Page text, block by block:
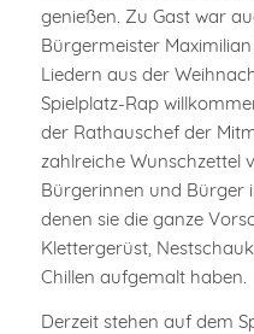
genießen. Zu Gast war
Bürgermeister
Liedern aus der
Spielplatz-Rap
der Rathauschef der
zahlreiche Wunschzettel
Bürgerinnen und Bürger
denen sie die ganze
Klettergerüst,
Chillen aufgemalt haben.
Derzeit stehen auf dem